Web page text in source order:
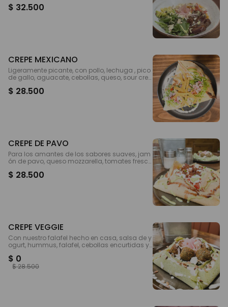
ge la proteína de tu preferencia
$ 32.500
CREPE MEXICANO
Ligeramente picante, con pollo, lechuga , pico
de gallo, aguacate, cebollas, queso, sour crea
$ 28.500
CREPE DE PAVO
Para los amantes de los sabores suaves, jam
ón de pavo, queso mozzarella, tomates fresco
ción de balsámico.
$ 28.500
CREPE VEGGIE
Con nuestro falafel hecho en casa, salsa de y
ogurt, hummus, falafel, cebollas encurtidas y
$ 0
$ 28.500